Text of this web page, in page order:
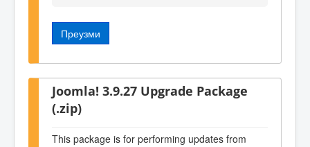
Преузми
Joomla! 3.9.27 Upgrade Package
(.zip)
This package is for performing updates from